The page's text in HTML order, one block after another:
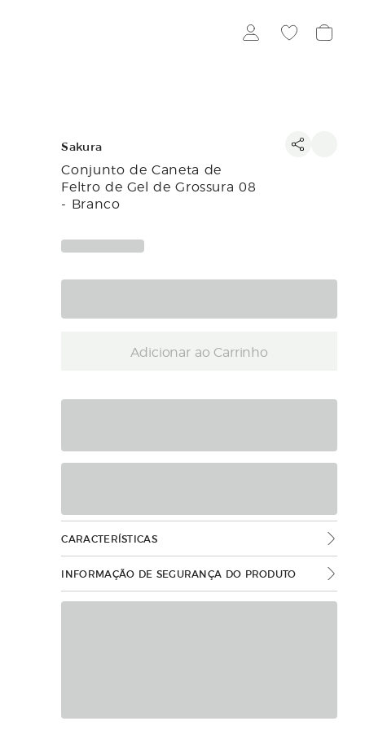
Sakura
Conjunto de Caneta de
Feltro de Gel de Grossura 08
- Branco
Adicionar ao Carrinho
CARACTERÍSTICAS
INFORMAÇÃO DE SEGURANÇA DO PRODUTO